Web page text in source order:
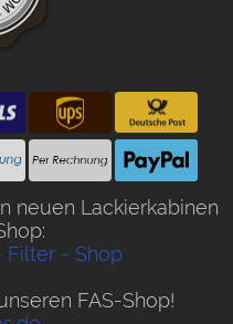
neuen Lackierkabinen
Filter - Shop
FAS-Shop!